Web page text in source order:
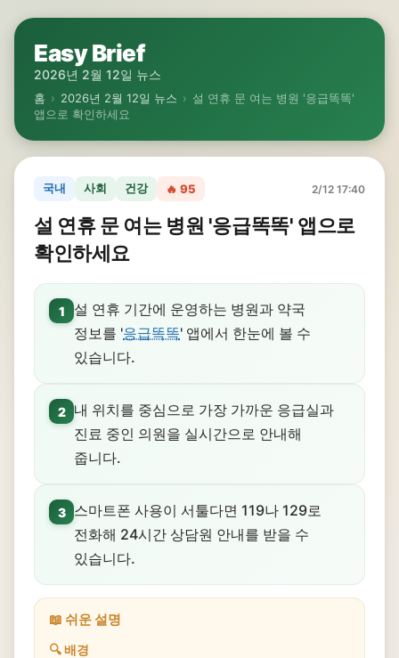
Easy Brief
2026년 2월 12일 뉴스
홈 › 2026년 2월 12일 뉴스 › 설 연휴 문 여는 병원 '응급똑똑'
앱으로 확인하세요
국내 사회 건강 🔥 95 2/12 17:40
설 연휴 문 여는 병원 '응급똑똑' 앱으로
확인하세요
1
설 연휴 기간에 운영하는 병원과 약국
정보를 '응급똑똑' 앱에서 한눈에 볼 수
있습니다.
2
내 위치를 중심으로 가장 가까운 응급실과
진료 중인 의원을 실시간으로 안내해
줍니다.
3
스마트폰 사용이 서툴다면 119나 129로
전화해 24시간 상담원 안내를 받을 수
있습니다.
📖 쉬운 설명
🔍 배경